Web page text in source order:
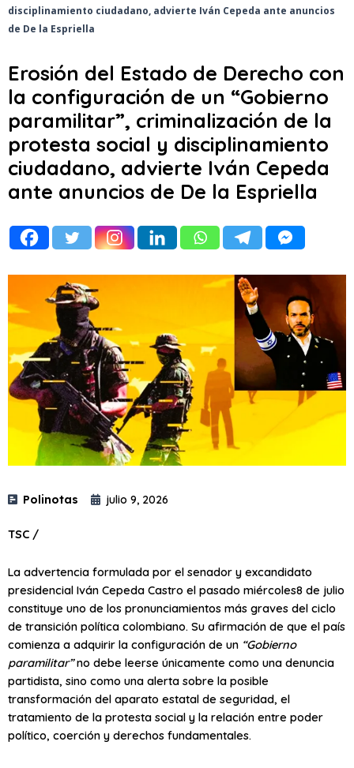
disciplinamiento ciudadano, advierte Iván Cepeda ante anuncios
de De la Espriella
Erosión del Estado de Derecho con
la configuración de un “Gobierno
paramilitar”, criminalización de la
protesta social y disciplinamiento
ciudadano, advierte Iván Cepeda
ante anuncios de De la Espriella
Polinotas julio 9, 2026
TSC /
La advertencia formulada por el senador y excandidato
presidencial Iván Cepeda Castro el pasado miércoles8 de julio
constituye uno de los pronunciamientos más graves del ciclo
de transición política colombiano. Su afirmación de que el país
comienza a adquirir la configuración de un “Gobierno
paramilitar”no debe leerse únicamente como una denuncia
partidista, sino como una alerta sobre la posible
transformación del aparato estatal de seguridad, el
tratamiento de la protesta social y la relación entre poder
político, coerción y derechos fundamentales.